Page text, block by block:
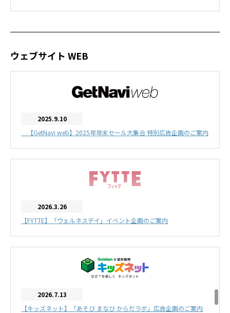
ウェブサイト WEB
2025.9.10
【GetNavi web】2025年年末セール大集合 特別広告企画のご案内
2026.3.26
【FYTTE】「ウェルネスデイ」イベント企画のご案内
2026.7.13
【キッズネット】「あそび まなび からだラボ」広告企画のご案内